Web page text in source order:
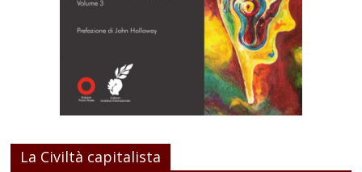
La Civiltà capitalista